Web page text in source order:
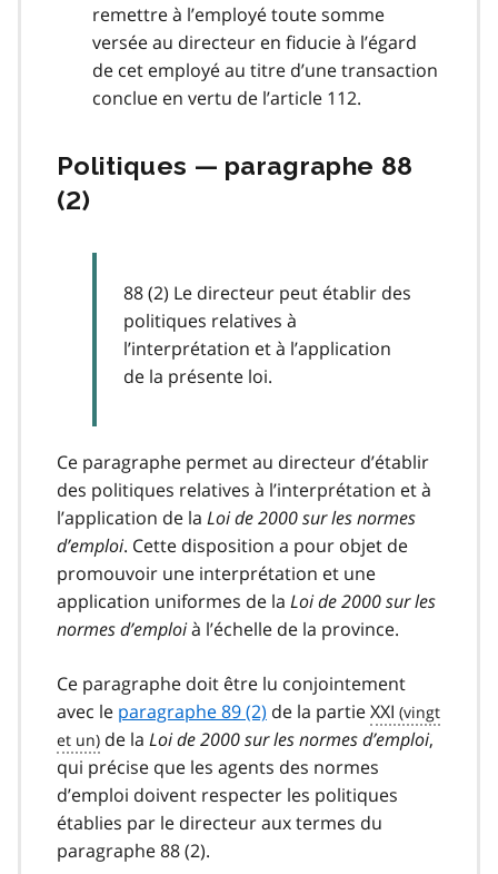
remettre à l’employé toute somme
versée au directeur en fiducie à l’égard
de cet employé au titre d’une transaction
conclue en vertu de l’article 112.
Politiques — paragraphe 88
(2)
88 (2) Le directeur peut établir des
politiques relatives à
l’interprétation et à l’application
de la présente loi.
Ce paragraphe permet au directeur d’établir
des politiques relatives à l’interprétation et à
l’application de la Loi de 2000 sur les normes
d’emploi. Cette disposition a pour objet de
promouvoir une interprétation et une
application uniformes de la Loi de 2000 sur les
normes d’emploià l’échelle de la province.
Ce paragraphe doit être lu conjointement
avec le paragraphe 89 (2) de la partieXXI
de la Loi de 2000 sur les normes d’emploi,
qui précise que les agents des normes
d’emploi doivent respecter les politiques
établies par le directeur aux termes du
paragraphe 88 (2).